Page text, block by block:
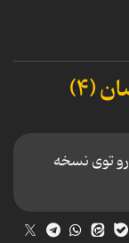
(۴)
رو توی نسخه